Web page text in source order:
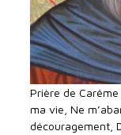
Prière de
ma vie, Ne
découragement,